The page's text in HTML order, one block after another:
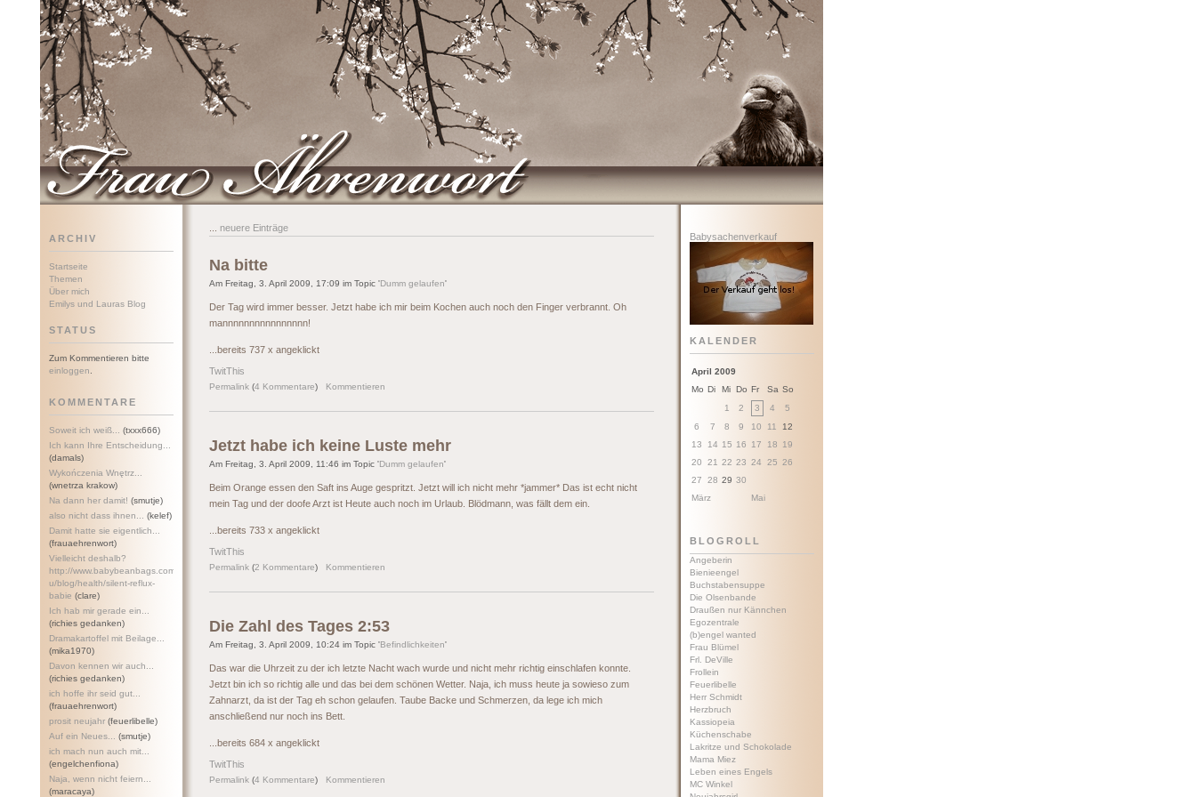
ARCHIV
Startseite
Themen
Über mich
Emilys und Lauras Blog
STATUS
Zum Kommentieren bitte
einloggen
KOMMENTARE
Soweit ich weiß...
(txxx666)
Ich kann Ihre Entscheidung...
(damals)
Wykończenia Wnętrz...
(wnetrza krakow)
Na dann her damit! (smutje)
also nicht dass ihnen...
(kelef)
Damit hatte sie eigentlich...
(frauaehrenwort)
Vielleicht deshalb?
http://www.babybeanbags.com.a
u/blog/health/silent-reflux-
babie (clare)
Ich hab mir gerade ein...
(richies gedanken)
Dramakartoffel mit Beilage...
(mika1970)
Davon kennen wir auch...
(richies gedanken)
ich hoffe ihr seid gut...
(frauaehrenwort)
prosit neujahr (feuerlibelle)
Auf ein Neues...
(smutje)
ich mach nun auch mit...
(engelchenfiona)
Naja, wenn nicht feiern...
(maracaya)
neuere Einträge
Na bitte
Am Freitag, 3. April 2009, 17:09 im Topic 'Dumm gelaufen'
Der Tag wird immer besser. Jetzt habe ich mir beim Kochen auch noch den Finger verbrannt. Oh
mannnnnnnnnnnnnnnn!
...bereits 737 x angeklickt
TwitThis
Permalink (4 Kommentare) Kommentieren
Jetzt habe ich keine Luste mehr
Am Freitag, 3. April 2009, 11:46 im Topic 'Dumm gelaufen'
Beim Orange essen den Saft ins Auge gespritzt. Jetzt will ich nicht mehr *jammer* Das ist echt nicht
mein Tag und der doofe Arzt ist Heute auch noch im Urlaub. Blödmann, was fällt dem ein.
...bereits 733 x angeklickt
TwitThis
Permalink (2 Kommentare) Kommentieren
Die Zahl des Tages 2:53
Am Freitag, 3. April 2009, 10:24 im Topic 'Befindlichkeiten'
Das war die Uhrzeit zu der ich letzte Nacht wach wurde und nicht mehr richtig einschlafen konnte.
Jetzt bin ich so richtig alle und das bei dem schönen Wetter. Naja, ich muss heute ja sowieso zum
Zahnarzt, da ist der Tag eh schon gelaufen. Taube Backe und Schmerzen, da lege ich mich
anschließend nur noch ins Bett.
...bereits 684 x angeklickt
TwitThis
Permalink (4 Kommentare) Kommentieren
Babysachenverkauf
KALENDER
April 2009
Mo Di Mi Do Fr Sa So
1
2 3 4
5
6
7 8 9 10 11
12
13
14 15 16 17 18
19
20
21 22 23 24 25 26
27
28 29 30
März
Mai
BLOGROLL
Angeberin
Bienieengel
Buchstabensuppe
Die Olsenbande
Draußen nur Kännchen
Egozentrale
(b)engel wanted
Frau Blümel
Frl. DeVille
Frollein
Feuerlibelle
Herr Schmidt
Herzbruch
Kassiopeia
Küchenschabe
Lakritze und Schokolade
Mama Miez
Leben eines Engels
MC Winkel